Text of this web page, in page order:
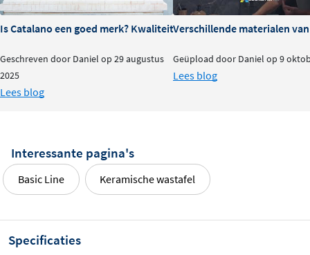
Is Catalano een goed merk? Kwaliteit en ervaringen
Geschreven door Daniel op 29 augustus
2025
Lees blog
Verschillende materialen
Geüpload door Daniel op 9
Lees blog
Interessante pagina's
Basic Line Keramische wastafel
Specificaties